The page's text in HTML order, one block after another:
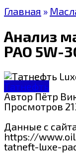
Главная »
Анализ
PAO 5W-
Татнефть
АвторПётр
Просмотров
Данные с
https://
tatneft-luxe-